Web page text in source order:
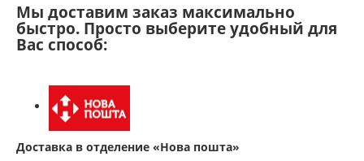
Мы доставим заказ максимально
быстро. Просто выберите удобный для
Вас способ:
Доставка в отделение «Нова пошта»